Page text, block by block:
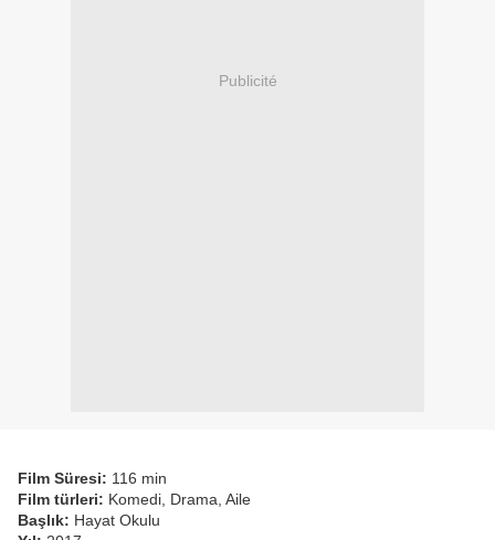
Publicité
Film Süresi: 116 min
Film türleri: Komedi, Drama, Aile
Başlık: Hayat Okulu